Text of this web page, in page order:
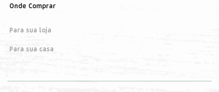
Onde Comprar
Para sua loja
Para sua casa